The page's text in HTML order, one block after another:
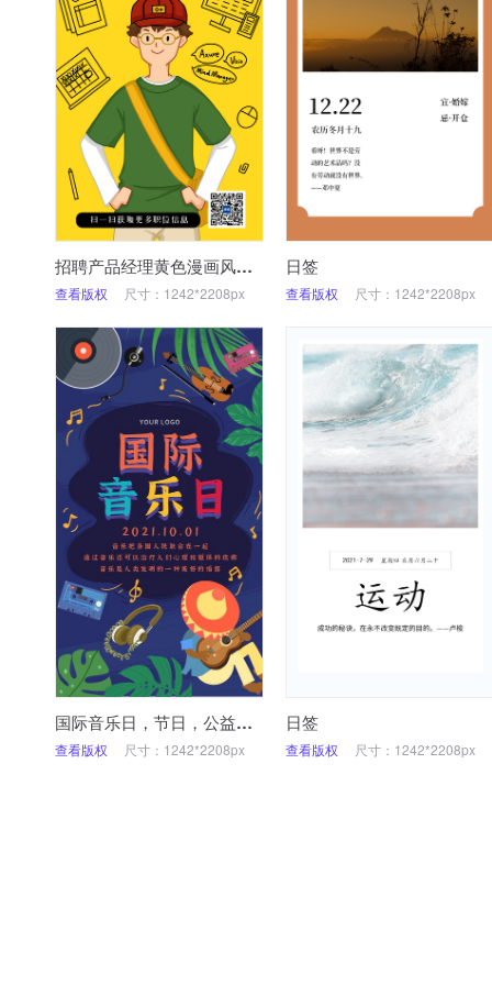
招聘产品经理黄色漫画风海报
查看版权 尺寸：1242*2208px
日签
查看版权 尺寸：1242*2208px
国际音乐日，节日，公益，手机海报
查看版权 尺寸：1242*2208px
日签
查看版权 尺寸：1242*2208px